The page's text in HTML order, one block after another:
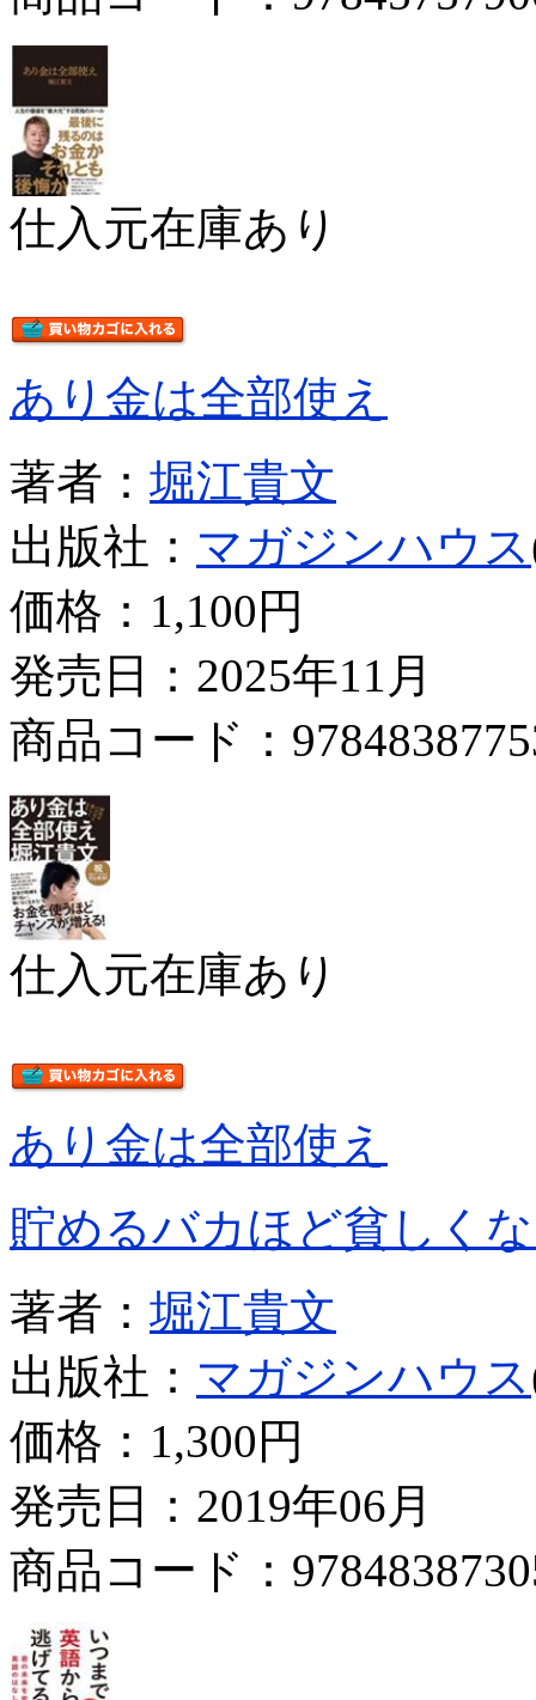
仕入元在庫あり
あり金は全部使え
著者： 堀江貴文
出版社： マガジンハウス
価格： 1,100円
発売日：2025年11月
商品コード：
仕入元在庫あり
あり金は全部使え
貯めるバカほど貧しく
著者： 堀江貴文
出版社： マガジンハウス
価格： 1,300円
発売日：2019年06月
商品コード：